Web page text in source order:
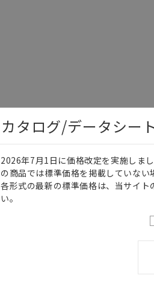
カタログ/データシー
2026年7月1日に価格改定を実施しま
の商品では標準価格を掲載していない
各形式の最新の標準価格は、当サイ
い。